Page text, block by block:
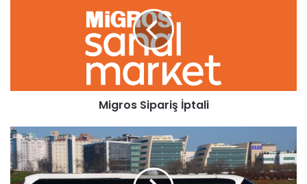
Migros Sipariş İptali